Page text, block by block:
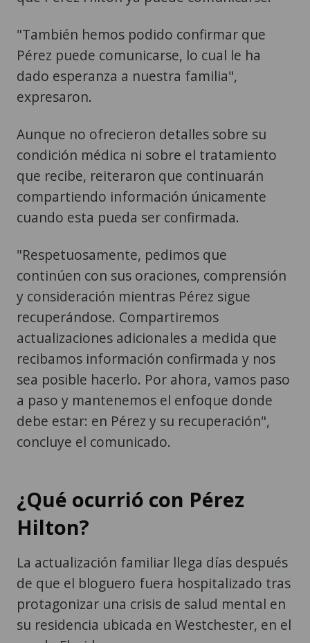
"También hemos podido confirmar que
Pérez puede comunicarse, lo cual le ha
dado esperanza a nuestra familia",
expresaron.
Aunque no ofrecieron detalles sobre su
condición médica ni sobre el tratamiento
que recibe, reiteraron que continuarán
compartiendo información únicamente
cuando esta pueda ser confirmada.
"Respetuosamente, pedimos que
continúen con sus oraciones, comprensión
y consideración mientras Pérez sigue
recuperándose. Compartiremos
actualizaciones adicionales a medida que
recibamos información confirmada y nos
sea posible hacerlo. Por ahora, vamos paso
a paso y mantenemos el enfoque donde
debe estar: en Pérez y su recuperación",
concluye el comunicado.
¿Qué ocurrió con Pérez
Hilton?
La actualización familiar llega días después
de que el bloguero fuera hospitalizado tras
protagonizar una crisis de salud mental en
su residencia ubicada en Westchester, en el